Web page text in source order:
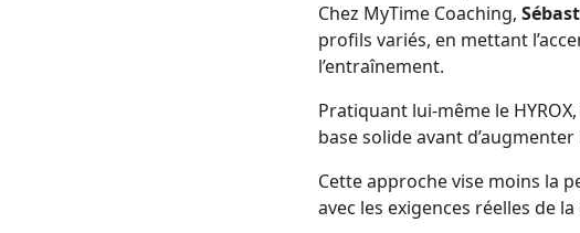
Chez MyTime Coaching,
profils variés, en mettant
l’entraînement.
Pratiquant lui-même le
base solide avant
Cette approche vise moins la
avec les exigences réelles de